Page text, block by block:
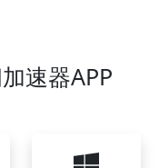
速器APP